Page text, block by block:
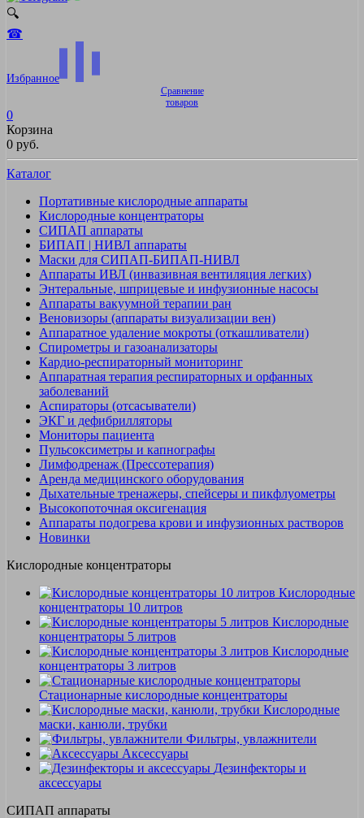
🔍
☎
Избранное
Сравнение
товаров
0
Корзина
0 руб.
Каталог
Портативные кислородные аппараты
Кислородные концентраторы
СИПАП аппараты
БИПАП | НИВЛ аппараты
Маски для СИПАП-БИПАП-НИВЛ
Аппараты ИВЛ (инвазивная вентиляция легких)
Энтеральные, шприцевые и инфузионные насосы
Аппараты вакуумной терапии ран
Веновизоры (аппараты визуализации вен)
Аппаратное удаление мокроты (откашливатели)
Спирометры и газоанализаторы
Кардио-респираторный мониторинг
Аппаратная терапия респираторных и орфанных
заболеваний
Аспираторы (отсасыватели)
ЭКГ и дефибрилляторы
Мониторы пациента
Пульсоксиметры и капнографы
Лимфодренаж (Прессотерапия)
Аренда медицинского оборудования
Дыхательные тренажеры, спейсеры и пикфлуометры
Высокопоточная оксигенация
Аппараты подогрева крови и инфузионных растворов
Новинки
Кислородные концентраторы
Кислородные
концентраторы 10 литров
Кислородные
концентраторы 5 литров
Кислородные
концентраторы 3 литров
Стационарные кислородные концентраторы
Кислородные
маски, канюли, трубки
Фильтры, увлажнители
Аксессуары
Дезинфекторы и
аксессуары
СИПАП аппараты